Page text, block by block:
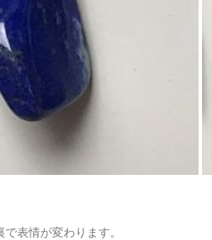
表情が変わります。